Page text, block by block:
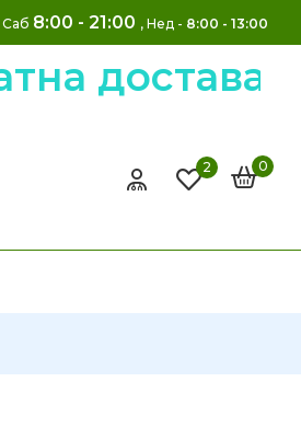
8:00 - 21:00 , Нед - 8:00 - 13:00
достава на
2 0